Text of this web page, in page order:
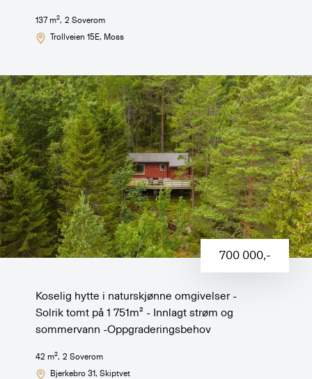
137 m2, 2 Soverom
Trollveien 15E, Moss
700 000,-
Koselig hytte i naturskjønne omgivelser -
Solrik tomt på 1 751m² - Innlagt strøm og
sommervann -Oppgraderingsbehov
42 m2, 2 Soverom
Bjerkebro 31, Skiptvet